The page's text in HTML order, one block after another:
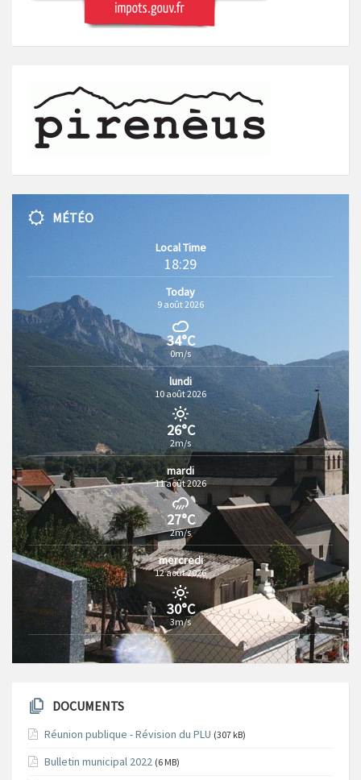
MÉTÉO
Local Time
18:29
Today
9 août 2026
34°C
0m/s
lundi
10 août 2026
26°C
2m/s
mardi
11 août 2026
27°C
2m/s
mercredi
12 août 2026
30°C
3m/s
DOCUMENTS
Réunion publique - Révision du PLU (307 kB)
Bulletin municipal 2022 (6 MB)